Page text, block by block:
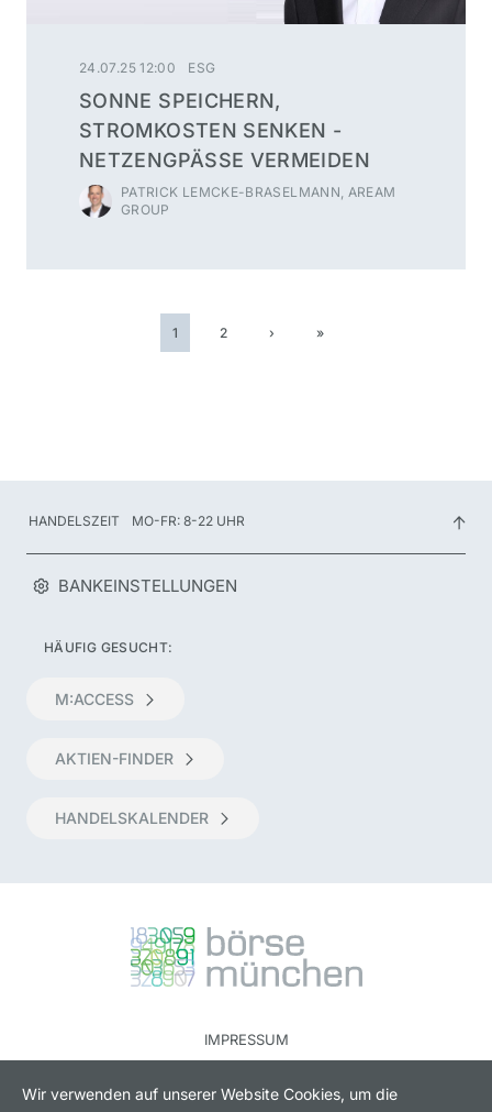
24.07.25 12:00 ESG
SONNE SPEICHERN,
STROMKOSTEN SENKEN -
NETZENGPÄSSE VERMEIDEN
PATRICK LEMCKE-BRASELMANN, AREAM
GROUP
1 2 › »
BANKEINSTELLUNGEN
HÄUFIG GESUCHT:
M:ACCESS
AKTIEN-FINDER
HANDELSKALENDER
HANDELSZEIT MO-FR: 8-22 UHR
IMPRESSUM
Wir verwenden auf unserer Website Cookies, um die